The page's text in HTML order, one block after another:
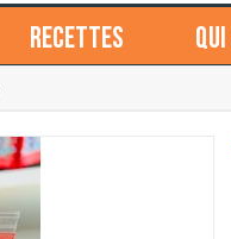
Recettes